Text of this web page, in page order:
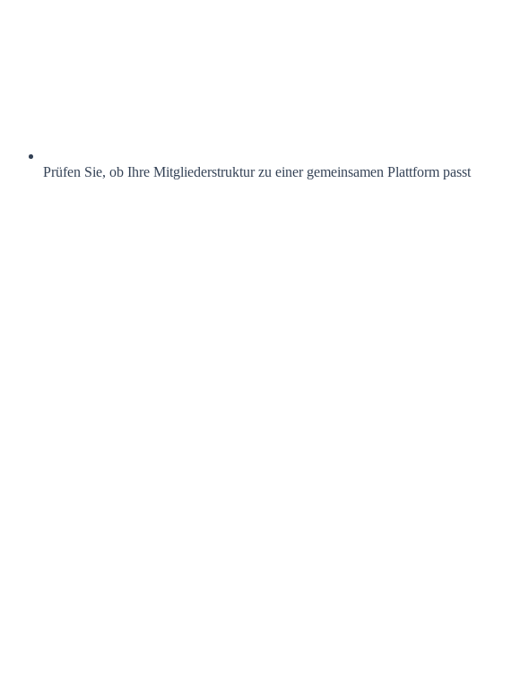
Prüfen Sie, ob Ihre Mitgliederstruktur zu einer gemeinsamen Plattform passt